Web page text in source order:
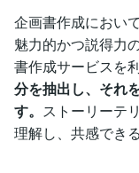
企画書作成におい
魅力的かつ説得力
書作成サービスを
分を抽出し、それ
す。 ストーリーテ
理解し、共感でき